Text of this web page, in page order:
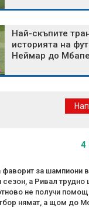
Най-скъпите
историята на
Неймар до Мбапе
4
за шампиони
а Ривал трудно
не получи помощ
нямат, а щом до